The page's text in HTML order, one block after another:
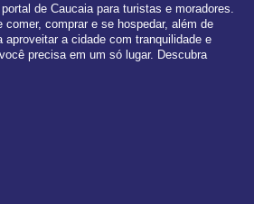
de Caucaia para turistas e moradores.
comer, comprar e se hospedar, além de
a cidade com tranquilidade e
precisa em um só lugar. Descubra